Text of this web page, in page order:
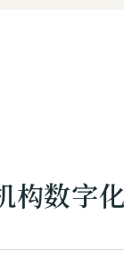
构数字